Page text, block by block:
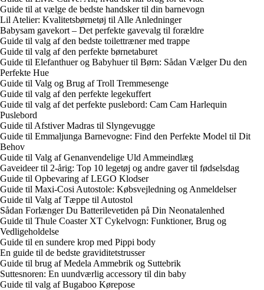
Guide til at vælge de bedste handsker til din barnevogn
Lil Atelier: Kvalitetsbørnetøj til Alle Anledninger
Babysam gavekort – Det perfekte gavevalg til forældre
Guide til valg af den bedste toilettræner med trappe
Guide til valg af den perfekte børnetaburet
Guide til Elefanthuer og Babyhuer til Børn: Sådan Vælger Du den
Perfekte Hue
Guide til Valg og Brug af Troll Tremmesenge
Guide til valg af den perfekte legekuffert
Guide til valg af det perfekte puslebord: Cam Cam Harlequin
Puslebord
Guide til Afstiver Madras til Slyngevugge
Guide til Emmaljunga Barnevogne: Find den Perfekte Model til Dit
Behov
Guide til Valg af Genanvendelige Uld Ammeindlæg
Gaveideer til 2-årig: Top 10 legetøj og andre gaver til fødselsdag
Guide til Opbevaring af LEGO Klodser
Guide til Maxi-Cosi Autostole: Købsvejledning og Anmeldelser
Guide til Valg af Tæppe til Autostol
Sådan Forlænger Du Batterilevetiden på Din Neonatalenhed
Guide til Thule Coaster XT Cykelvogn: Funktioner, Brug og
Vedligeholdelse
Guide til en sundere krop med Pippi body
En guide til de bedste graviditetstrusser
Guide til brug af Medela Ammebrik og Suttebrik
Suttesnoren: En uundværlig accessory til din baby
Guide til valg af Bugaboo Kørepose